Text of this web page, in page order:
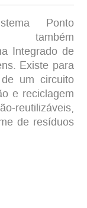
Ponto
também
Integrado de
Existe para
um circuito
e reciclagem
reutilizáveis,
de resíduos